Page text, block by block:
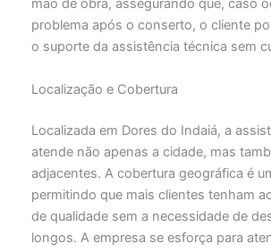
mão de obra, assegurando que, caso
problema após o conserto, o cliente
o suporte da assistência técnica sem
Localização e Cobertura
Localizada em Dores do Indaiá, a
atende não apenas a cidade, mas
adjacentes. A cobertura geográfica é
permitindo que mais clientes tenham
de qualidade sem a necessidade de
longos. A empresa se esforça para